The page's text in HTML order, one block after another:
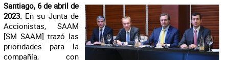
Santiago, 6 de abril de
2023.En su Junta de
Accionistas, SAAM
[SM SAAM] trazó las
prioridades para la
compañía, con